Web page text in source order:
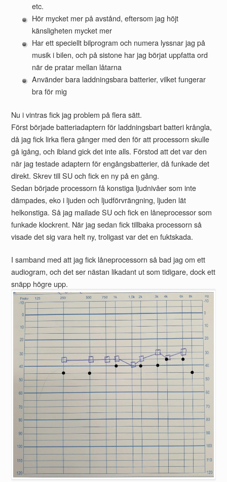
etc.
Hör mycket mer på avstånd, eftersom jag höjt
känsligheten mycket mer
Har ett speciellt bilprogram och numera lyssnar jag på
musik i bilen, och på sistone har jag börjat uppfatta ord
när de pratar mellan låtarna
Använder bara laddningsbara batterier, vilket fungerar
bra för mig
Nu i vintras fick jag problem på flera sätt.
Först började batteriadaptern för laddningsbart batteri krångla,
då jag fick lirka flera gånger med den för att processorn skulle
gå igång, och ibland gick det inte alls. Förstod att det var den
när jag testade adaptern för engångsbatterier, då funkade det
direkt. Skrev till SU och fick en ny på en gång.
Sedan började processorn få konstiga ljudnivåer som inte
dämpades, eko i ljuden och ljudförvrängning, ljuden lät
helkonstiga. Så jag mailade SU och fick en låneprocessor som
funkade klockrent. När jag sedan fick tillbaka processorn så
visade det sig vara helt ny, troligast var det en fuktskada.
I samband med att jag fick låneprocessorn så bad jag om ett
audiogram, och det ser nästan likadant ut som tidigare, dock ett
snäpp högre upp.